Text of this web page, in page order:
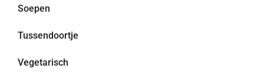
Soepen
Tussendoortje
Vegetarisch